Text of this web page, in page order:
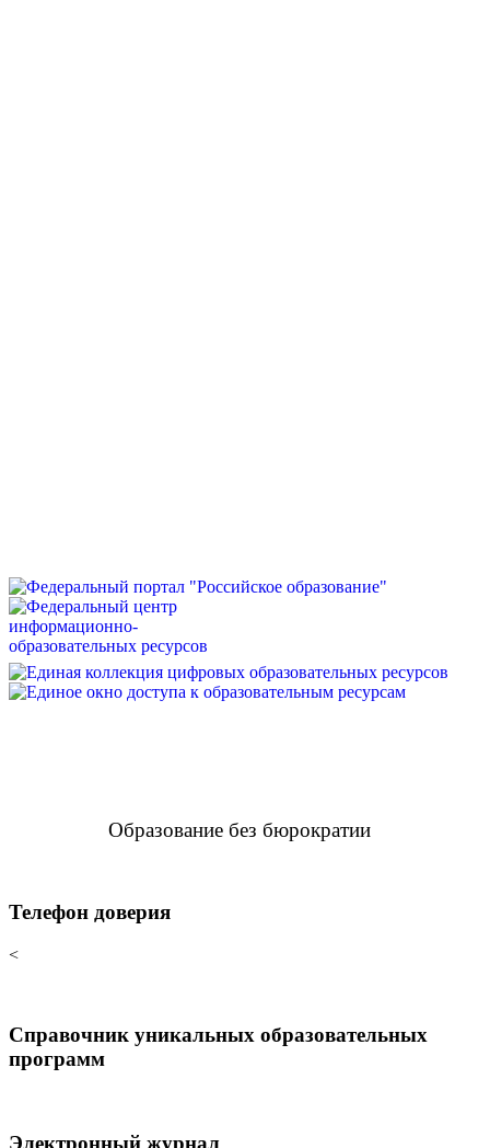
Образование без бюрократии
Телефон доверия
<
Справочник уникальных образовательных
программ
Электронный журнал